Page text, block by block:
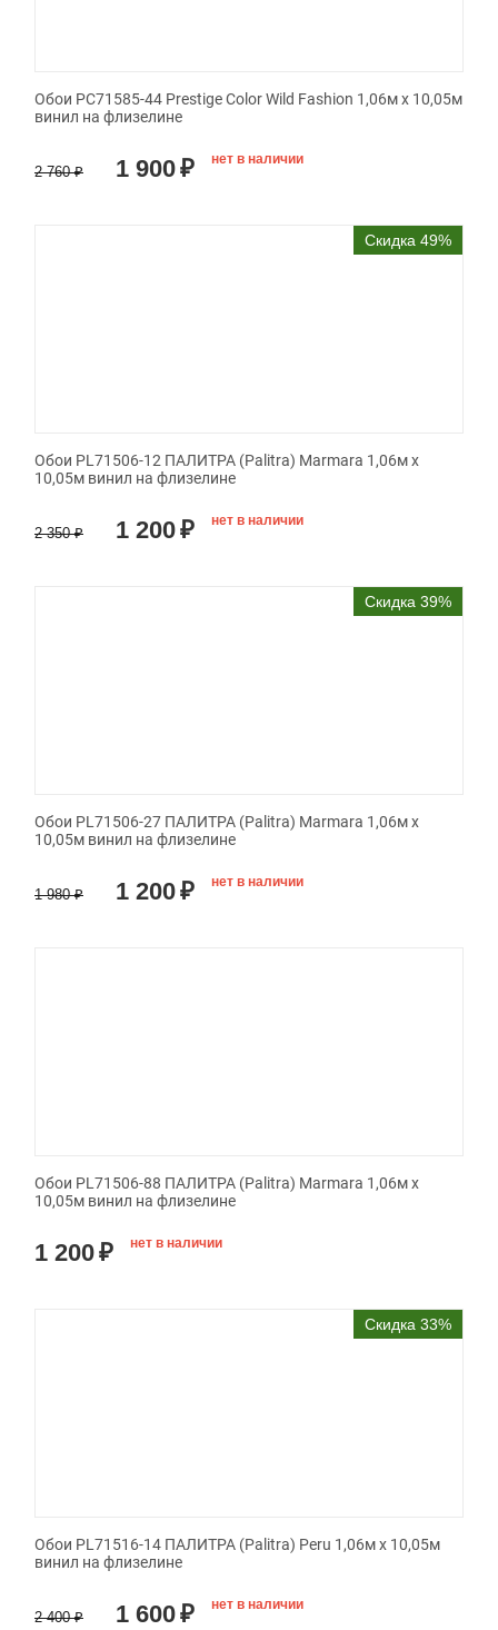
Обои PC71585-44 Prestige Color Wild Fashion 1,06м х 10,05м
винил на флизелине
2 760 ₽ 1 900₽ нет в наличии
Скидка 49%
Обои PL71506-12 ПАЛИТРА (Palitra) Marmara 1,06м х
10,05м винил на флизелине
2 350 ₽ 1 200₽ нет в наличии
Скидка 39%
Обои PL71506-27 ПАЛИТРА (Palitra) Marmara 1,06м х
10,05м винил на флизелине
1 980 ₽ 1 200₽ нет в наличии
Обои PL71506-88 ПАЛИТРА (Palitra) Marmara 1,06м х
10,05м винил на флизелине
1 200₽ нет в наличии
Скидка 33%
Обои PL71516-14 ПАЛИТРА (Palitra) Peru 1,06м х 10,05м
винил на флизелине
2 400 ₽ 1 600₽ нет в наличии